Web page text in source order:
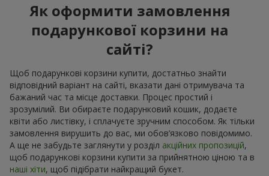
Як оформити замовлення
подарункової корзини на
сайті?
Щоб подарункові корзини купити, достатньо знайти
відповідний варіант на сайті, вказати дані отримувача та
бажаний час та місце доставки. Процес простий і
зрозумілий. Ви обираєте подарунковий кошик, додаєте
квіти або листівку, і сплачуєте зручним способом. Як тільки
замовлення вирушить до вас, ми обов’язково повідомимо.
А ще не забудьте заглянути у розділ акційних пропозицій,
щоб подарункові корзини купити за прийнятною ціною та в
наші хіти, щоб підібрати найкращий букет.